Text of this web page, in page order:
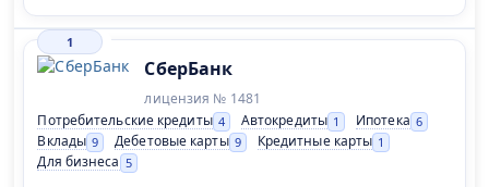
1
СберБанк
лицензия № 1481
Потребительские кредиты 4 Автокредиты 1 Ипотека 6
Вклады 9 Дебетовые карты 9 Кредитные карты 1
Для бизнеса 5